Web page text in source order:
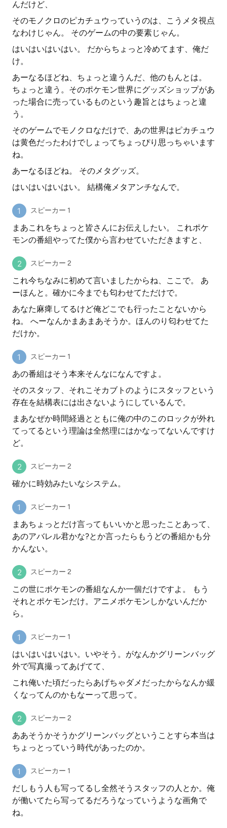
んだけど、
そのモノクロのピカチュウっていうのは、こうメタ視点
なわけじゃん。 そのゲームの中の要素じゃん。
はいはいはいはい。 だからちょっと冷めてます、俺だ
け。
あーなるほどね、ちょっと違うんだ、他のもんとは。
ちょっと違う。そのポケモン世界にグッズショップがあ
った場合に売っているものという趣旨とはちょっと違
う。
そのゲームでモノクロなだけで、あの世界はピカチュウ
は黄色だったわけでしょってちょっぴり思っちゃいます
ね。
あーなるほどね。 そのメタグッズ。
はいはいはいはい。 結構俺メタアンチなんで。
スピーカー 1
まあこれをちょっと皆さんにお伝えしたい。 これポケ
モンの番組やってた僕から言わせていただきますと、
スピーカー 2
これ今ちなみに初めて言いましたからね、ここで。 あ
ーほんと。確かに今までも匂わせてただけで。
あなた麻痺してるけど俺どこでも行ったことないから
ね。 へーなんかまあまあそうか。ほんのり匂わせてた
だけか。
スピーカー 1
あの番組はそう本来そんなになんですよ。
そのスタッフ、それこそカブトのようにスタッフという
存在を結構表には出さないようにしているんで。
まあなぜか時間経過とともに俺の中のこのロックが外れ
てってるという理論は全然理にはかなってないんですけ
ど。
スピーカー 2
確かに時効みたいなシステム。
スピーカー 1
まあちょっとだけ言ってもいいかと思ったことあって、
あのアバレル君かな?とか言ったらもうどの番組かも分
かんない。
スピーカー 2
この世にポケモンの番組なんか一個だけですよ。 もう
それとポケモンだけ。アニメポケモンしかないんだか
ら。
スピーカー 1
はいはいはいはい。いやそう。がなんかグリーンバッグ
外で写真撮ってあげてて、
これ俺いた頃だったらあげちゃダメだったからなんか緩
くなってんのかもなーって思って。
スピーカー 2
ああそうかそうかグリーンバッグということすら本当は
ちょっとっていう時代があったのか。
スピーカー 1
だしもう人も写ってるし全然そうスタッフの人とか。俺
が働いてたら写ってるだろうなっていうような画角で
ね。